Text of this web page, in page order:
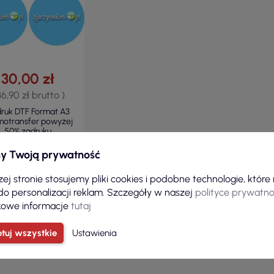
DO KOSZYKA
30,00 zł
zł brutto )
DTF Format A3
powyżej
50% zadruku
1-5 z 5 pozycji
Twoją prywatność
stronie stosujemy pliki cookies i podobne technologie, które
personalizacji reklam. Szczegóły w naszej polityce
informacje tutaj
wszystkie Ustawienia